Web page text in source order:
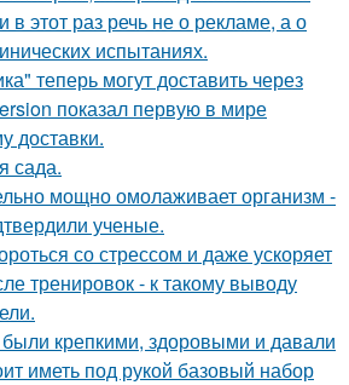
этот раз речь не о рекламе, а о
испытаниях.
теперь могут доставить через
показал первую в мире
доставки.
сада.
мощно омолаживает организм -
ученые.
со стрессом и даже ускоряет
тренировок - к такому выводу
крепкими, здоровыми и давали
иметь под рукой базовый набор